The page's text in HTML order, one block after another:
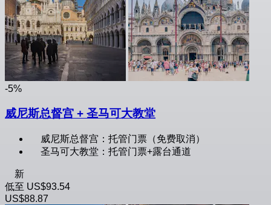
-5%
威尼斯总督宫 + 圣马可大教堂
威尼斯总督宫：托管门票（免费取消）
圣马可大教堂：托管门票+露台通道
新
低至 US$93.54
US$88.87